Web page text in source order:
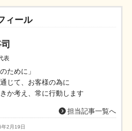
ィール
表
ために」
じて、お客様の為に
か考え、常に行動します
担当記事一覧へ
2月19日